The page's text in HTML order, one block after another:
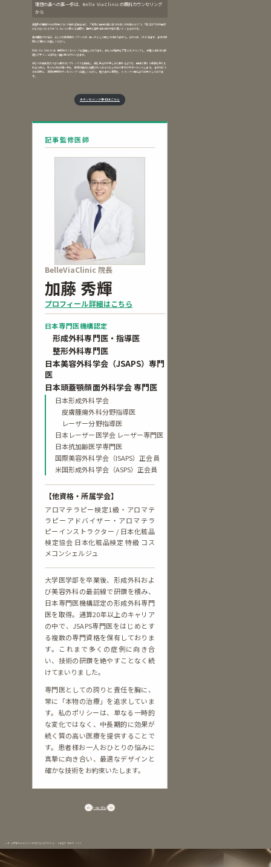
理想の鼻への第一歩は、Belle Via Clinicの無料カウンセリング
から
鼻整形の種類やその効果について知れば知るほど、「本当に自分の鼻に合うのはどの方法だろう？」「仕上がりは不自然
にならないだろうか？」といった新たな疑問や、期待と背中合わせの不安が湧いてくるものです。
鼻の構造やお悩み、そしてお顔全体のバランスは、誰一人として同じではありません。そのため、1人で悩まず、まずは当
院にご相談にお越しください。
Belle Via Clinicでは、無料カウンセリングを実施しております。あなたの理想を丁寧にヒアリングし、骨格に合わせた最
適なデザインと術式を一緒に見つけていきます。
あなたが長年抱えてきた鼻のコンプレックスを解消し、鏡を見るのが楽しみに変わるような、自信に満ちた毎日を手に入
れるために。私たちはその第一歩を、最高の技術と洗練されたおもてなしの心で全力でサポートいたします。 まずはどう
ぞお気軽に、当院の無料カウンセリングへお越しください。皆さまのご来院を、スタッフ一同心よりお待ちしておりま
す。
カウンセリング予約はこちら
記事監修医師
BelleViaClinic 院長
加藤 秀輝
プロフィール詳細はこちら
日本専門医機構認定
形成外科専門医・指導医
整形外科専門医
日本美容外科学会（JSAPS）専門
医
日本頭蓋顎顔面外科学会 専門医
日本形成外科学会
皮膚腫瘍外科分野指導医
レーザー分野指導医
日本レーザー医学会 レーザー専門医
日本抗加齢医学専門医
国際美容外科学会（ISAPS）正会員
米国形成外科学会（ASPS）正会員
【他資格・所属学会】
アロマテラピー検定1級・アロマテ
ラピーアドバイザー・アロマテラ
ピーインストラクター / 日本化粧品
検定協会 日本化粧品検定 特級 コス
メコンシェルジュ
大学医学部を卒業後、形成外科およ
び美容外科の最前線で研鑽を積み、
日本専門医機構認定の形成外科専門
医を取得。通算20年以上のキャリア
の中で、JSAPS専門医をはじめとす
る複数の専門資格を保有しておりま
す。これまで多くの症例に向き合
い、技術の研鑽を絶やすことなく続
けてまいりました。
専門医としての誇りと責任を胸に、
常に「本物の治療」を追求していま
す。私のポリシーは、単なる一時的
な変化ではなく、中長期的に効果が
続く質の高い医療を提供することで
す。患者様お一人おひとりの悩みに
真摯に向き合い、最適なデザインと
確かな技術をお約束いたします。
一覧へ戻る
トップコラムあなたに最適な施術がわかる―【鼻整形 完全ガイド】